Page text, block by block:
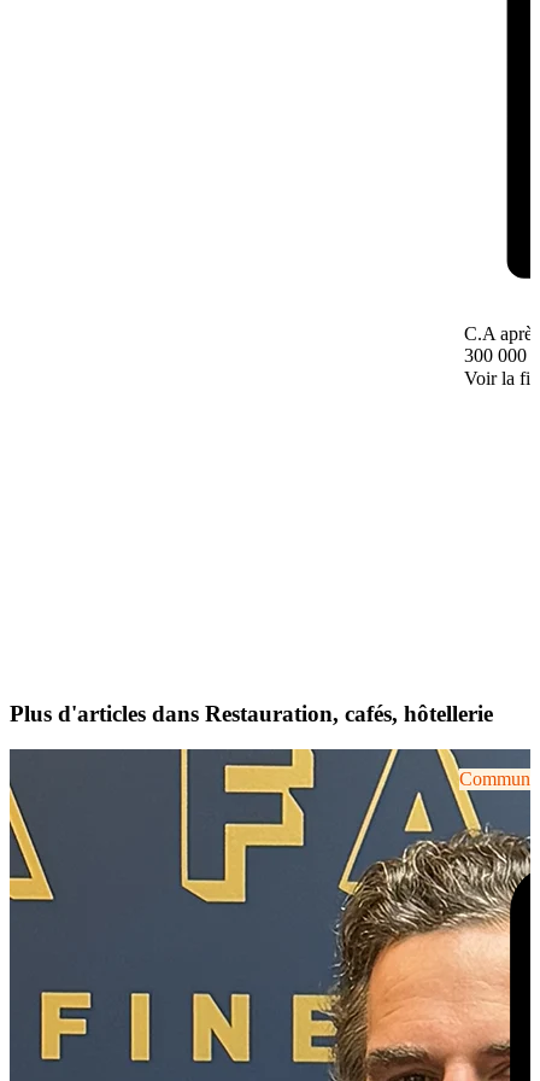
C.A
300 000 €
Voir la
Plus d'articles dans Restauration, cafés, hôtellerie